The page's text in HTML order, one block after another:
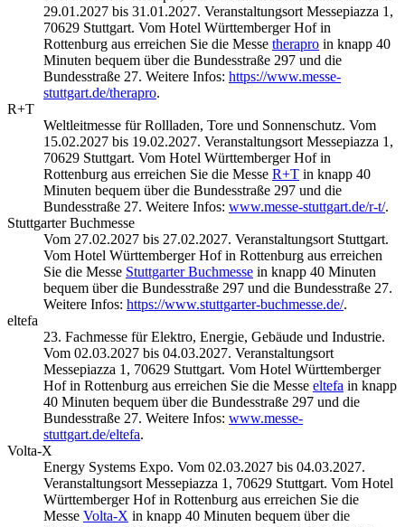
29.01.2027 bis 31.01.2027. Veranstaltungsort Messepiazza 1,
70629 Stuttgart. Vom Hotel Württemberger Hof in
Rottenburg aus erreichen Sie die Messe therapro in knapp 40
Minuten bequem über die Bundesstraße 297 und die
Bundesstraße 27. Weitere Infos: https://www.messe-
stuttgart.de/therapro.
R+T
Weltleitmesse für Rollladen, Tore und Sonnenschutz. Vom
15.02.2027 bis 19.02.2027. Veranstaltungsort Messepiazza 1,
70629 Stuttgart. Vom Hotel Württemberger Hof in
Rottenburg aus erreichen Sie die Messe R+T in knapp 40
Minuten bequem über die Bundesstraße 297 und die
Bundesstraße 27. Weitere Infos: www.messe-stuttgart.de/r-t/.
Stuttgarter Buchmesse
Vom 27.02.2027 bis 27.02.2027. Veranstaltungsort Stuttgart.
Vom Hotel Württemberger Hof in Rottenburg aus erreichen
Sie die Messe Stuttgarter Buchmesse in knapp 40 Minuten
bequem über die Bundesstraße 297 und die Bundesstraße 27.
Weitere Infos: https://www.stuttgarter-buchmesse.de/.
eltefa
23. Fachmesse für Elektro, Energie, Gebäude und Industrie.
Vom 02.03.2027 bis 04.03.2027. Veranstaltungsort
Messepiazza 1, 70629 Stuttgart. Vom Hotel Württemberger
Hof in Rottenburg aus erreichen Sie die Messe eltefa in knapp
40 Minuten bequem über die Bundesstraße 297 und die
Bundesstraße 27. Weitere Infos: www.messe-
stuttgart.de/eltefa.
Volta-X
Energy Systems Expo. Vom 02.03.2027 bis 04.03.2027.
Veranstaltungsort Messepiazza 1, 70629 Stuttgart. Vom Hotel
Württemberger Hof in Rottenburg aus erreichen Sie die
Messe Volta-X in knapp 40 Minuten bequem über die